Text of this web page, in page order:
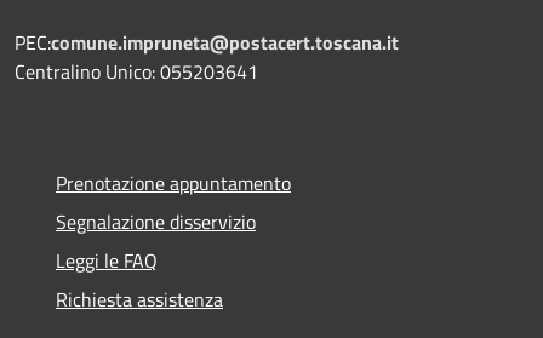
PEC:comune.impruneta@postacert.toscana.it
Centralino Unico: 055203641
Prenotazione appuntamento
Segnalazione disservizio
Leggi le FAQ
Richiesta assistenza